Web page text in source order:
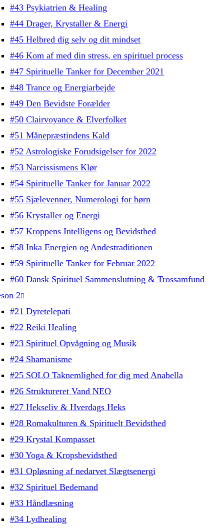
#43 Psykiatrien & Healing
#44 Drager, Krystaller & Energi
#45 Helbred dig selv og dit mindset
#46 Kom af med din stress, en spirituel process
#47 Spirituelle Tanker for December 2021
#48 Trance og Energiarbejde
#49 Den Bevidste Forælder
#50 Clairvoyance & Elverfolket
#51 Månepræstindens Kald
#52 Astrologiske Forudsigelser for 2022
#53 Narcissismens Klør
#54 Spirituelle Tanker for Januar 2022
#55 Sjælevenner, Numerologi for børn
#56 Krystaller og Energi
#57 Kroppens Intelligens og Bevidsthed
#58 Inka Energien og Andestraditionen
#59 Spirituelle Tanker for Februar 2022
#60 Dansk Spirituel Sammenslutning & Trossamfund
2
#21 Dyretelepati
#22 Reiki Healing
#23 Spirituel Opvågning og Musik
#24 Shamanisme
#25 SOLO Taknemlighed for dig med Anabella
#26 Struktureret Vand NEO
#27 Hekseliv & Hverdags Heks
#28 Romakulturen & Spirituelt Bevidsthed
#29 Krystal Kompasset
#30 Yoga & Kropsbevidsthed
#31 Opløsning af nedarvet Slægtsenergi
#32 Spirituel Bedemand
#33 Håndlæsning
#34 Lydhealing